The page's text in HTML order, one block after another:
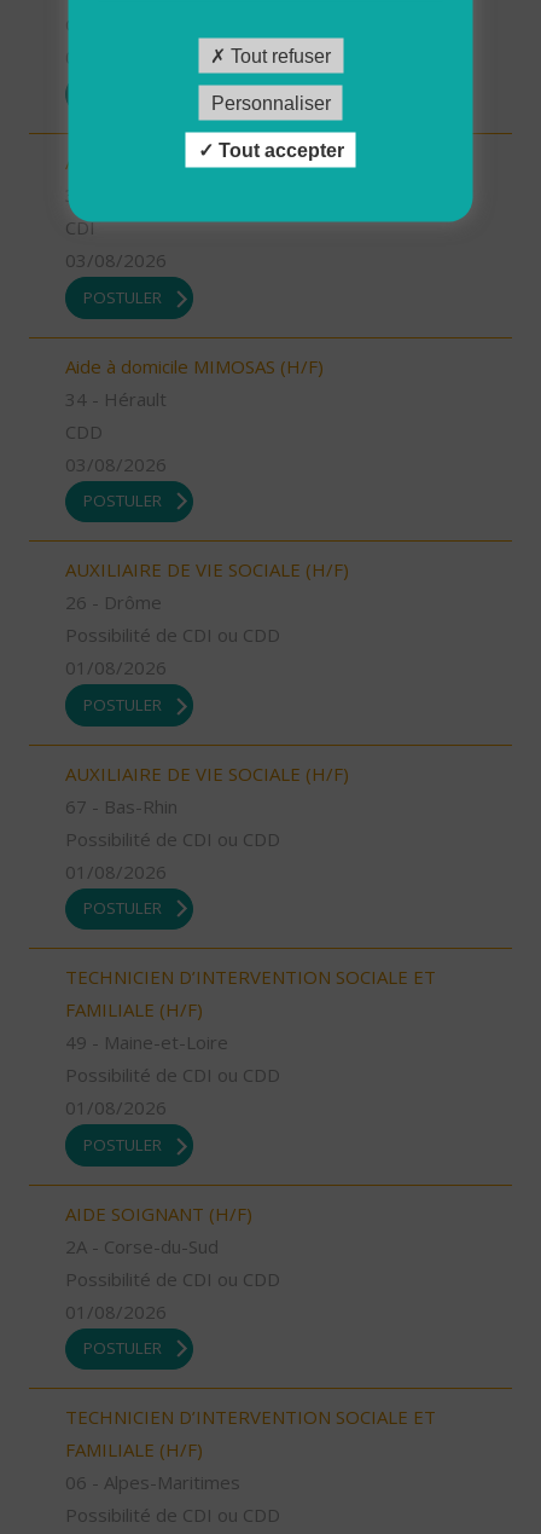
Auxiliaire de vie MEJEAN (H/F)
34 - Hérault
CDI
03/08/2026
POSTULER
Aide à domicile MIMOSAS (H/F)
34 - Hérault
CDD
03/08/2026
POSTULER
AUXILIAIRE DE VIE SOCIALE (H/F)
26 - Drôme
Possibilité de CDI ou CDD
01/08/2026
POSTULER
AUXILIAIRE DE VIE SOCIALE (H/F)
67 - Bas-Rhin
Possibilité de CDI ou CDD
01/08/2026
POSTULER
TECHNICIEN D’INTERVENTION SOCIALE ET
FAMILIALE (H/F)
49 - Maine-et-Loire
Possibilité de CDI ou CDD
01/08/2026
POSTULER
AIDE SOIGNANT (H/F)
2A - Corse-du-Sud
Possibilité de CDI ou CDD
01/08/2026
POSTULER
TECHNICIEN D’INTERVENTION SOCIALE ET
FAMILIALE (H/F)
06 - Alpes-Maritimes
Possibilité de CDI ou CDD
Tout refuser
Personnaliser
Tout accepter